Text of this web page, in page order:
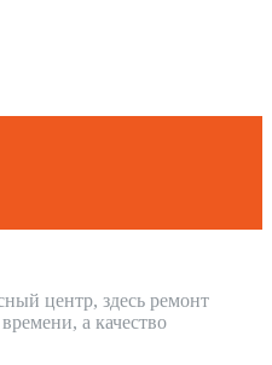
центр, здесь ремонт
а качество